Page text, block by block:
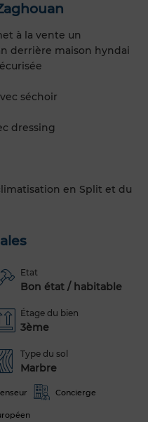
à la vente un
derrière maison hyndai
séchoir
dressing
en Split et du
Etat
Bon état / habitable
Étage du bien
3ème
Type du sol
Marbre
Concierge